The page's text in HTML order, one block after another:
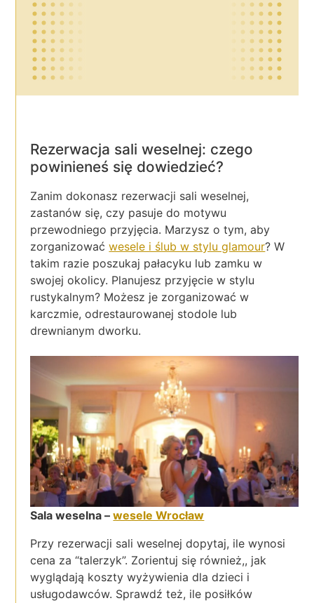
Rezerwacja sali weselnej: czego
powinieneś się dowiedzieć?
Zanim dokonasz rezerwacji sali weselnej,
zastanów się, czy pasuje do motywu
przewodniego przyjęcia. Marzysz o tym, aby
zorganizowaćwesele i ślub w stylu glamour? W
takim razie poszukaj pałacyku lub zamku w
swojej okolicy. Planujesz przyjęcie w stylu
rustykalnym? Możesz je zorganizować w
karczmie, odrestaurowanej stodole lub
drewnianym dworku.
Sala weselna –wesele Wrocław
Przy rezerwacji sali weselnej dopytaj, ile wynosi
cena za “talerzyk”. Zorientuj się również,, jak
wyglądają koszty wyżywienia dla dzieci i
usługodawców. Sprawdź też, ile posiłków